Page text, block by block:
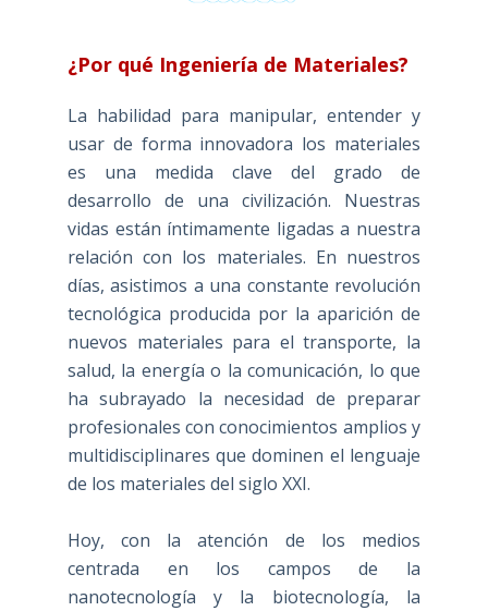
¿Por qué Ingeniería de Materiales?
La habilidad para manipular, entender y
usar de forma innovadora los materiales
es una medida clave del grado de
desarrollo de una civilización. Nuestras
vidas están íntimamente ligadas a nuestra
relación con los materiales. En nuestros
días, asistimos a una constante revolución
tecnológica producida por la aparición de
nuevos materiales para el transporte, la
salud, la energía o la comunicación, lo que
ha subrayado la necesidad de preparar
profesionales con conocimientos amplios y
multidisciplinares que dominen el lenguaje
de los materiales del siglo XXI.
Hoy, con la atención de los medios
centrada en los campos de la
nanotecnología y la biotecnología, la